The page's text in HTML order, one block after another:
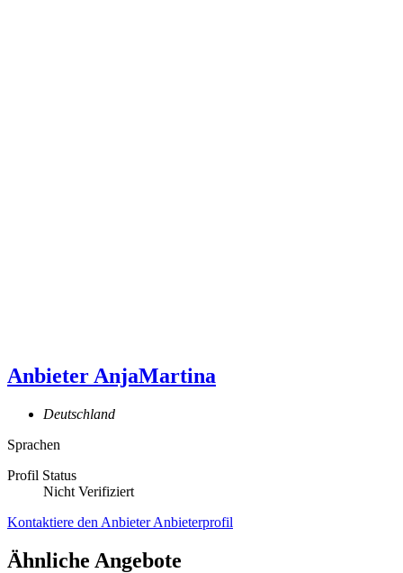
AnbieterAnjaMartina
Deutschland
Sprachen
Profil Status
Nicht Verifiziert
Kontaktiere den AnbieterAnbieterprofil
Ähnliche Angebote